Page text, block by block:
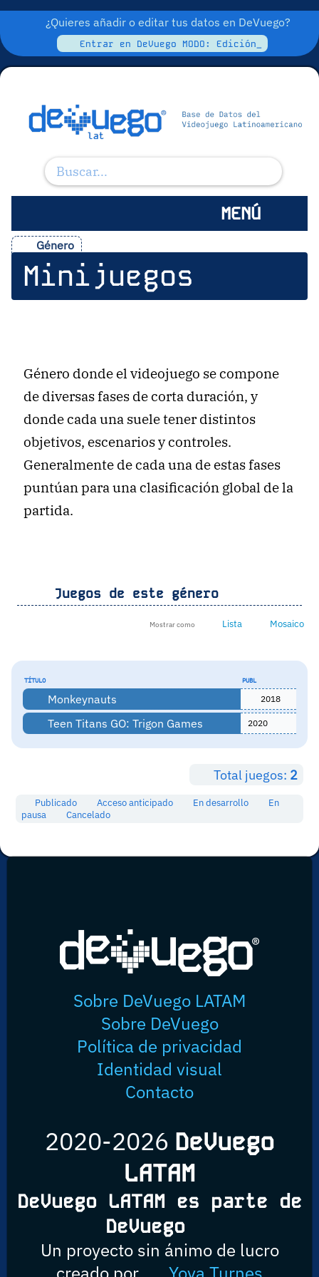
¿Quieres añadir o editar tus datos en DeVuego?
Entrar en DeVuego MODO: Edición_
MENÚ
Género
Minijuegos
Género donde el videojuego se compone
de diversas fases de corta duración, y
donde cada una suele tener distintos
objetivos, escenarios y controles.
Generalmente de cada una de estas fases
puntúan para una clasificación global de la
partida.
Juegos de este género
Mostrar como Lista Mosaico
TÍTULO PUBL
Monkeynauts 2018
Teen Titans GO: Trigon Games 2020
Total juegos: 2
Publicado Acceso anticipado En desarrollo
En
pausa
Cancelado
Sobre DeVuego LATAM
Sobre DeVuego
Política de privacidad
Identidad visual
Contacto
2020-2026 DeVuego
LATAM
DeVuego LATAM es parte de
DeVuego
Un proyecto sin ánimo de lucro